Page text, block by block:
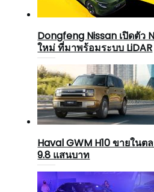
Dongfeng Nissan เปิดตัว
ใหม่ ที่มาพร้อมระบบ LiDAR
Haval GWM H10 ขายในต
9.8 แสนบาท